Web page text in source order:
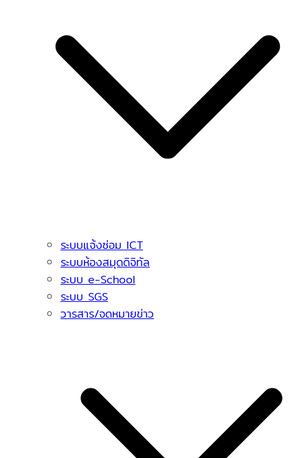
ระบบแจ้งซ่อม ICT
ระบบห้องสมุดดิจิทัล
ระบบ e-School
ระบบ SGS
วารสาร/จดหมายข่าว